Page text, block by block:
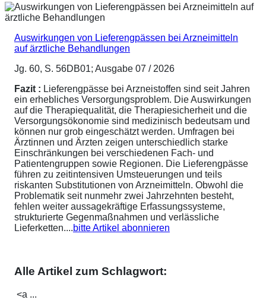
Auswirkungen von Lieferengpässen bei Arzneimitteln
auf ärztliche Behandlungen
Jg. 60, S. 56DB01; Ausgabe 07 / 2026
Fazit : Lieferengpässe bei Arzneistoffen sind seit Jahren
ein erhebliches Versorgungsproblem. Die Auswirkungen
auf die Therapiequalität, die Therapiesicherheit und die
Versorgungsökonomie sind medizinisch bedeutsam und
können nur grob eingeschätzt werden. Umfragen bei
Ärztinnen und Ärzten zeigen unterschiedlich starke
Einschränkungen bei verschiedenen Fach- und
Patientengruppen sowie Regionen. Die Lieferengpässe
führen zu zeitintensiven Umsteuerungen und teils
riskanten Substitutionen von Arzneimitteln. Obwohl die
Problematik seit nunmehr zwei Jahrzehnten besteht,
fehlen weiter aussagekräftige Erfassungssysteme,
strukturierte Gegenmaßnahmen und verlässliche
Lieferketten....bitte Artikel abonnieren
Alle Artikel zum Schlagwort:
<a ...